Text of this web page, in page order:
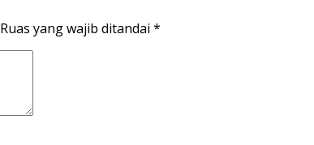
Ruas yang wajib ditandai *